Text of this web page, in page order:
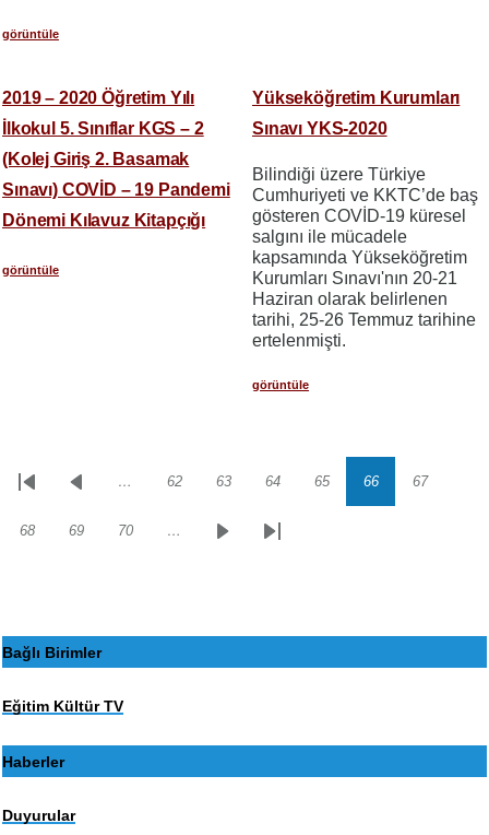
görüntüle
2019 – 2020 Öğretim Yılı
İlkokul 5. Sınıflar KGS – 2
(Kolej Giriş 2. Basamak
Sınavı) COVİD – 19 Pandemi
Dönemi Kılavuz Kitapçığı
görüntüle
Yükseköğretim Kurumları
Sınavı YKS-2020
Bilindiği üzere Türkiye
Cumhuriyeti ve KKTC’de baş
gösteren COVİD-19 küresel
salgını ile mücadele
kapsamında Yükseköğretim
Kurumları Sınavı'nın 20-21
Haziran olarak belirlenen
tarihi, 25-26 Temmuz tarihine
ertelenmişti.
görüntüle
Sayfalama
İlk
Önceki… Sayfa
62 Sayfa
63 Sayfa
64 Sayfa
65 Sayfa
66 Sayfa
67
Sayfa
68 Sayfa
69 Sayfa
70 …
SonrakiSon
Bağlı Birimler
Eğitim Kültür TV
Haberler
Duyurular